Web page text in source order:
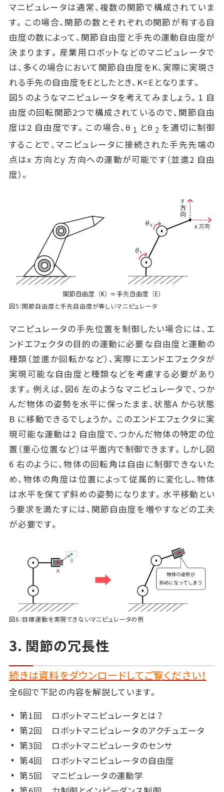
マニピュレータは通常、複数の関節で構成されていま
す。この場合、関節の数とそれぞれの関節が有する自
由度の数によって、関節自由度と手先の運動自由度が
決まります。産業用ロボットなどのマニピュレータで
は、多くの場合において関節自由度をK、実際に実現さ
れる手先の自由度をEとしたとき、K=Eとなります。
図5 のようなマニピュレータを考えてみましょう。1 自
由度の回転関節2つで構成されているので、関節自由
度は2 自由度です。この場合、θ 1 とθ 2 を適切に制御
することで、マニピュレータに接続された手先先端の
点はx 方向とy 方向への運動が可能です（並進2 自由
度）。
図5：関節自由度と手先自由度が等しいマニピュレータ
マニピュレータの手先位置を制御したい場合には、エ
ンドエフェクタの目的の運動に必要な自由度と運動の
種類（並進か回転かなど）、実際にエンドエフェクタが
実現可能な自由度と種類などを考慮する必要があり
ます。例えば、図6 左のようなマニピュレータで、つか
んだ物体の姿勢を水平に保ったまま、状態A から状態
B に移動できるでしょうか。このエンドエフェクタに実
現可能な運動は2 自由度で、つかんだ物体の特定の位
置（重心位置など）は平面内で制御できます。しかし図
6 右のように、物体の回転角は自由に制御できないた
め、物体の角度は位置によって従属的に変化し、物体
は水平を保てず斜めの姿勢になります。水平移動とい
う要求を満たすには、関節自由度を増やすなどの工夫
が必要です。
図6：目標運動を実現できないマニピュレータの例
3. 関節の冗長性
続きは資料をダウンロードしてご覧ください！
全6回で下記の内容を解説しています。
第1回 ロボットマニピュレータとは？
第2回 ロボットマニピュレータのアクチュエータ
第3回 ロボットマニピュレータのセンサ
第4回 ロボットマニピュレータの自由度
第5回 マニピュレータの運動学